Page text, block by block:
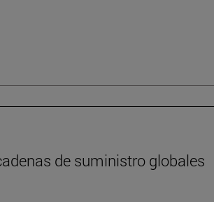
de suministro globales